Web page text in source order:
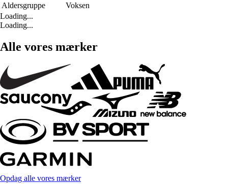
Aldersgruppe
Voksen
Loading...
Loading...
Alle vores mærker
Opdag alle vores mærker